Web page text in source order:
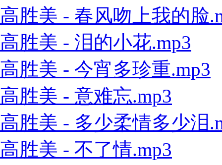
高胜美 - 春风吻上我的脸
高胜美 - 泪的小花.mp3
高胜美 - 今宵多珍重.mp3
高胜美 - 意难忘.mp3
高胜美 - 多少柔情多少泪
高胜美 - 不了情.mp3